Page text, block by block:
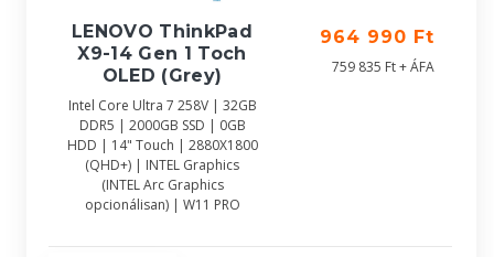
LENOVO ThinkPad
X9-14 Gen 1 Toch
OLED (Grey)
Intel Core Ultra 7 258V | 32GB
DDR5 | 2000GB SSD | 0GB
HDD | 14" Touch | 2880X1800
(QHD+) | INTEL Graphics
(INTEL Arc Graphics
opcionálisan) | W11 PRO
964 990 Ft
759 835 Ft + ÁFA